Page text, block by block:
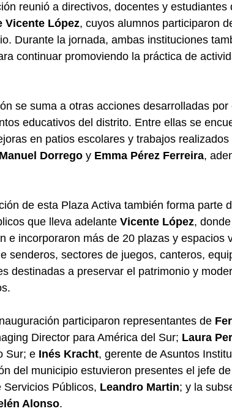
reunió a directivos, docentes y estudiantes
Vicente López, cuyos alumnos participaron
Durante la jornada, ambas instituciones
continuar promoviendo la práctica de
se suma a otras acciones desarrolladas
educativos del distrito. Entre ellas se
en patios escolares y trabajos
Manuel Dorrego y Emma Pérez Ferreira,
de esta Plaza Activa también forma parte
que lleva adelante Vicente López,
e incorporaron más de 20 plazas y espacios
senderos, sectores de juegos, canteros,
destinadas a preservar el patrimonio y
participaron representantes de
Director para América del Sur; Laura
Sur; e Inés Kracht, gerente de Asuntos
del municipio estuvieron presentes el jefe
Servicios Públicos, Leandro Martin; y la
Alonso.